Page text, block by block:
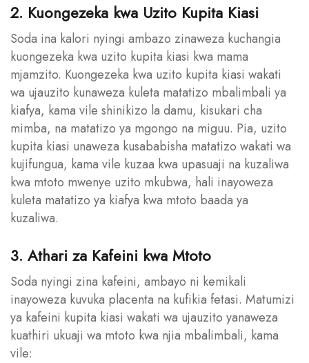
2. Kuongezeka kwa Uzito Kupita Kiasi
Soda ina kalori nyingi ambazo zinaweza kuchangia
kuongezeka kwa uzito kupita kiasi kwa mama
mjamzito. Kuongezeka kwa uzito kupita kiasi wakati
wa ujauzito kunaweza kuleta matatizo mbalimbali ya
kiafya, kama vile shinikizo la damu, kisukari cha
mimba, na matatizo ya mgongo na miguu. Pia, uzito
kupita kiasi unaweza kusababisha matatizo wakati wa
kujifungua, kama vile kuzaa kwa upasuaji na kuzaliwa
kwa mtoto mwenye uzito mkubwa, hali inayoweza
kuleta matatizo ya kiafya kwa mtoto baada ya
kuzaliwa.
3. Athari za Kafeini kwa Mtoto
Soda nyingi zina kafeini, ambayo ni kemikali
inayoweza kuvuka placenta na kufikia fetasi. Matumizi
ya kafeini kupita kiasi wakati wa ujauzito yanaweza
kuathiri ukuaji wa mtoto kwa njia mbalimbali, kama
vile: